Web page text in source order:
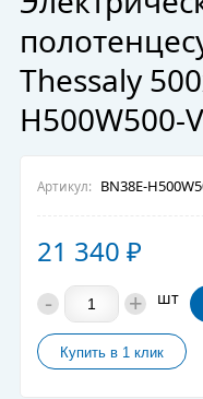
Thessaly
H500W500-
Артикул: BN38E-
21 340 ₽
- + шт